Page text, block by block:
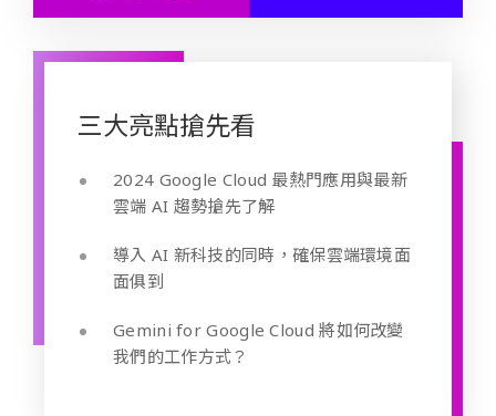
三大亮點搶先看
2024 Google Cloud 最熱門應用與最新
雲端 AI 趨勢搶先了解
導入 AI 新科技的同時，確保雲端環境面
面俱到
Gemini for Google Cloud 將如何改變
我們的工作方式？